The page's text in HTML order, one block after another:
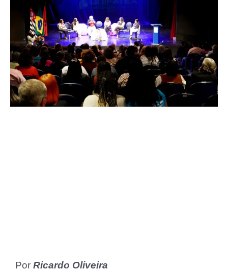
Por Ricardo Oliveira